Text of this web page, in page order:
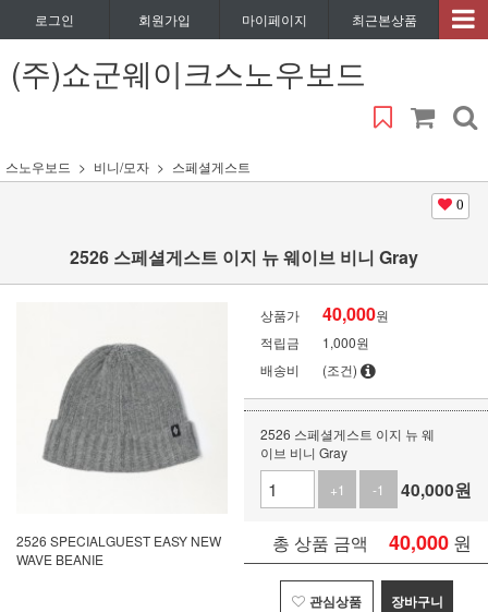
로그인 회원가입 마이페이지 최근본상품
(주)쇼군웨이크스노우보드
스노우보드 비니/모자 스페셜게스트
0
2526 스페셜게스트 이지 뉴 웨이브 비니 Gray
2526 SPECIALGUEST EASY NEW
WAVE BEANIE
상품가 40,000원
적립금
1,000원
배송비
(조건)
2526 스페셜게스트 이지 뉴 웨
이브 비니 Gray
+1
-1 40,000원
총 상품 금액 40,000 원
관심상품 장바구니